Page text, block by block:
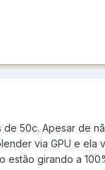
de 50c. Apesar de
via GPU e ela
estão girando a